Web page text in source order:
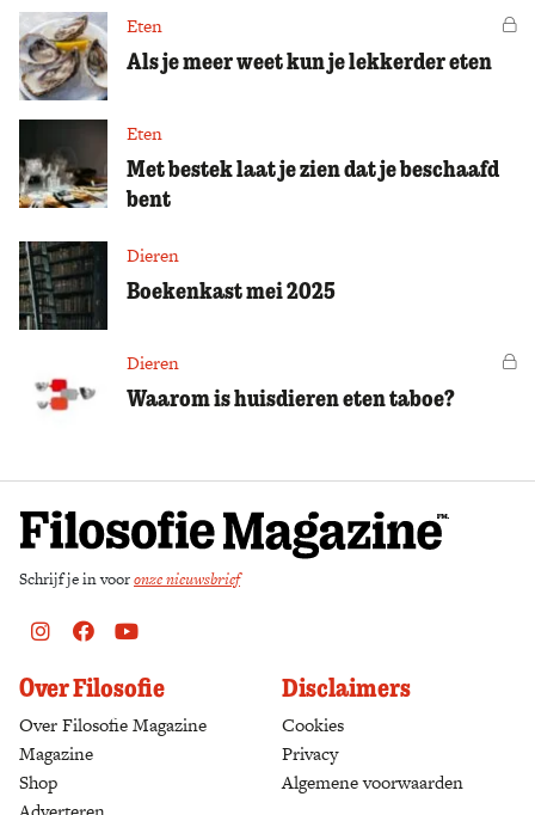
Eten
Als je meer weet kun je lekkerder eten
Eten
Met bestek laat je zien dat je beschaafd
bent
Dieren
Boekenkast mei 2025
Dieren
Waarom is huisdieren eten taboe?
Schrijf je in vooronze nieuwsbrief
Instagram
FacebookYoutube
Over Filosofie
Over Filosofie Magazine
Magazine
Shop
Disclaimers
Cookies
Privacy
Algemene voorwaarden